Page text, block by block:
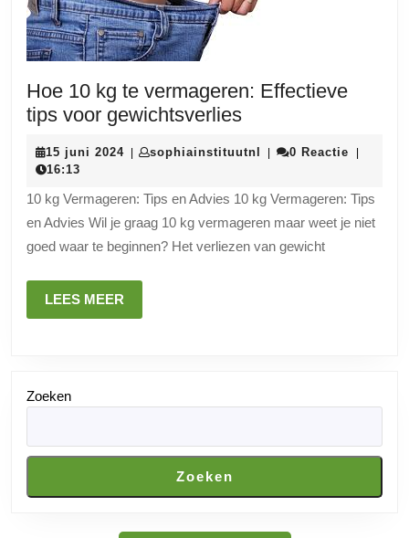
Hoe 10 kg te vermageren: Effectieve
tips voor gewichtsverliesHoe
kg
vermageren:
Effectieve
tips
15 juni 202415| sophiainstituutnl sophiainstituutnl
| 0 Reactie |
16:13
10 kg Vermageren: Tips en Advies 10 kg Vermageren: Tips
en Advies Wil je graag 10 kg vermageren maar weet je niet
goed waar te beginnen? Het verliezen van gewicht
LEES MEER
MEER
Zoeken
Zoeken